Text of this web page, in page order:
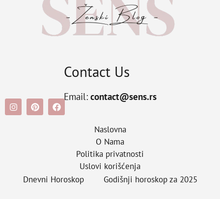
Contact Us
Email: contact@sens.rs
Naslovna
O Nama
Politika privatnosti
Uslovi korišćenja
Dnevni Horoskop
Godišnji horoskop za 2025